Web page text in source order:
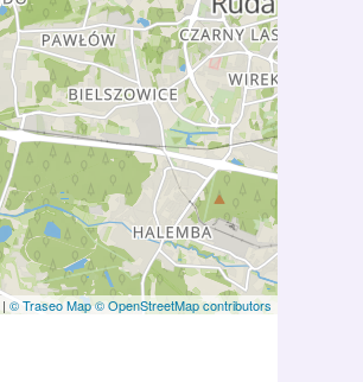
| © Traseo Map© OpenStreetMap contributors